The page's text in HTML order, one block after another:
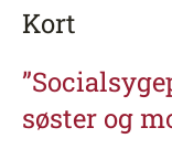
Kort
søster og